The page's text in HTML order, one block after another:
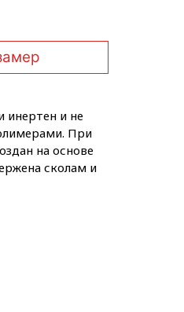
инертен и не
При
на основе
сколам и